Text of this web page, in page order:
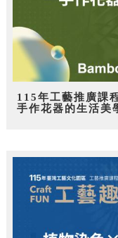
115年工藝推廣課
手作花器的生活美